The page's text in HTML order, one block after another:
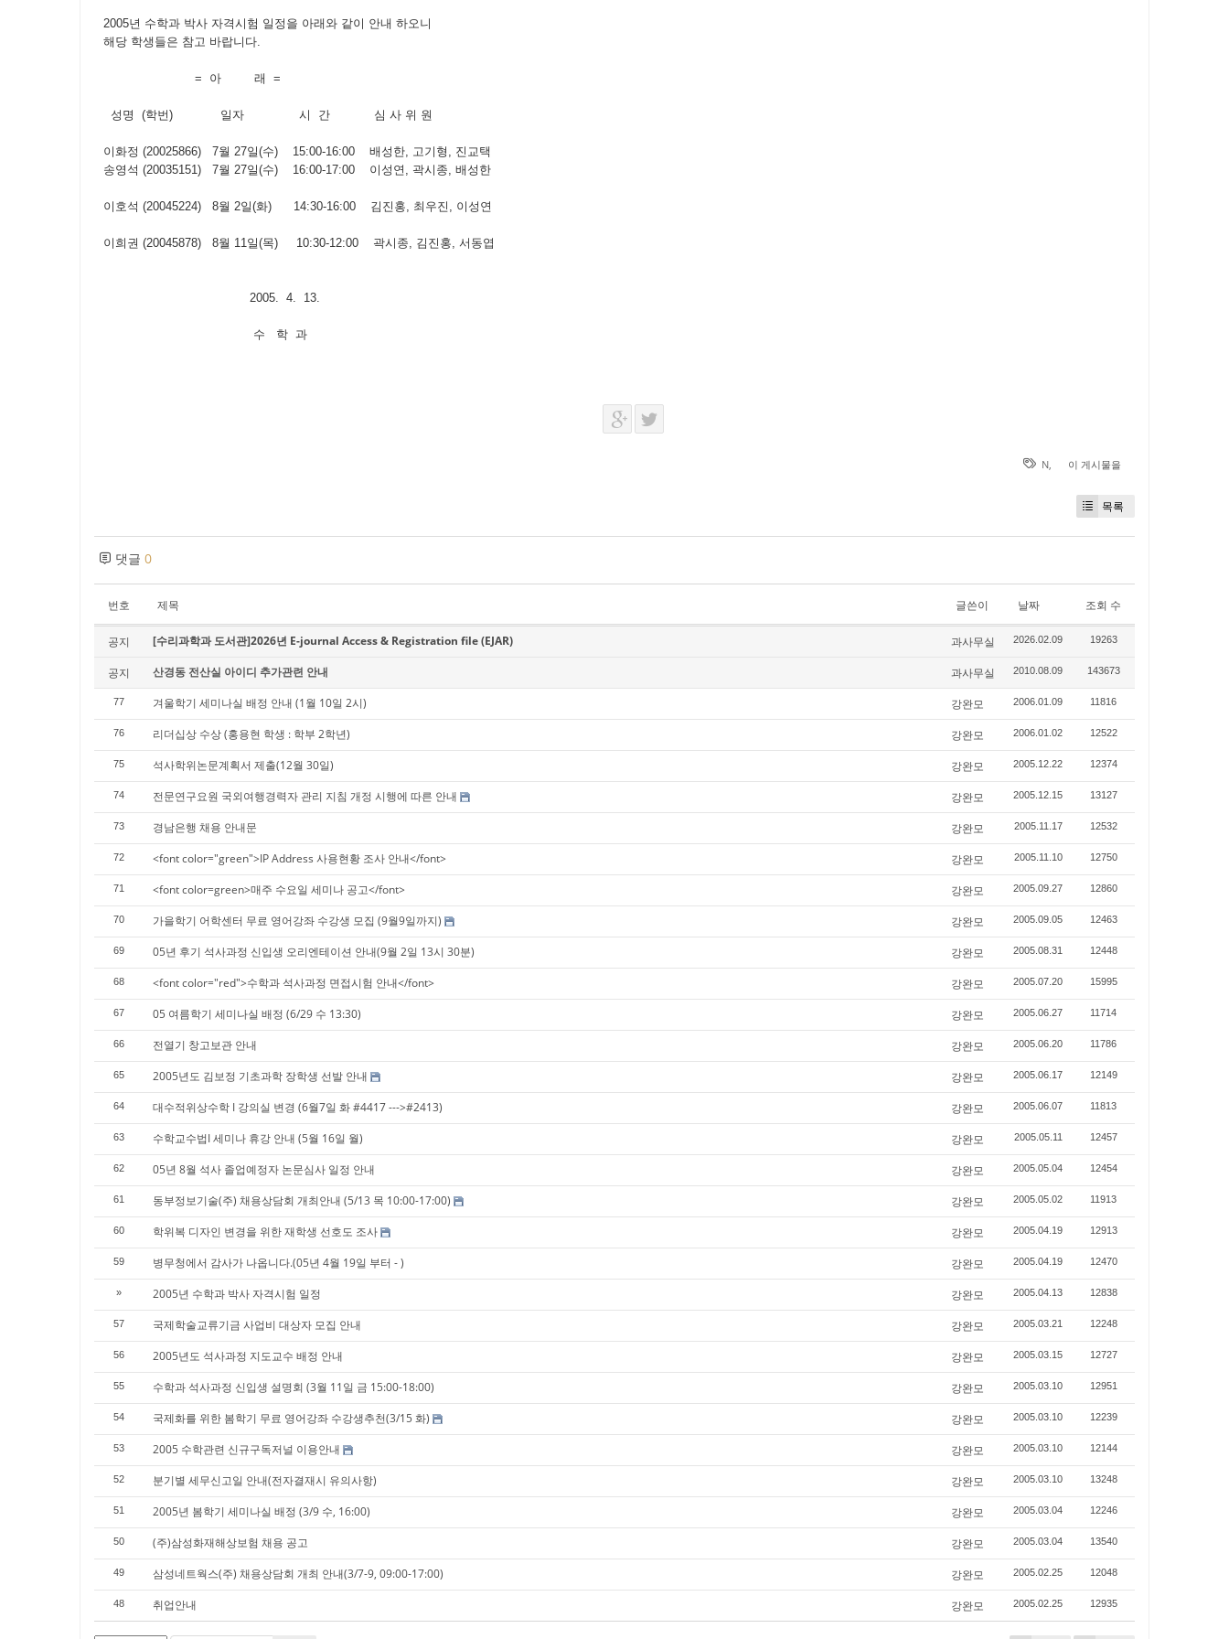
2005년 수학과 박사 자격시험 일정을 아래와 같이 안내 하오니
해당 학생들은 참고 바랍니다.
= 아 래 =
성명 (학번) 일자 시 간 심 사 위 원
이화정 (20025866) 7월 27일(수) 15:00-16:00 배성한, 고기형, 진교택
송영석 (20035151) 7월 27일(수) 16:00-17:00 이성연, 곽시종, 배성한
이호석 (20045224) 8월 2일(화) 14:30-16:00 김진홍, 최우진, 이성연
이희권 (20045878) 8월 11일(목) 10:30-12:00 곽시종, 김진홍, 서동엽
2005. 4. 13.
수 학 과
N, 이 게시물을
목록
댓글 0
번호 제목 글쓴이 날짜 조회 수
공지 [수리과학과 도서관]2026년 E-journal Access & Registration file (EJAR) 과사무실 2026.02.09 19263
공지 산경동 전산실 아이디 추가관련 안내 과사무실 2010.08.09 143673
77 겨울학기 세미나실 배정 안내 (1월 10일 2시) 강완모 2006.01.09 11816
76 리더십상 수상 (홍용현 학생 : 학부 2학년) 강완모 2006.01.02 12522
75 석사학위논문계획서 제출(12월 30일) 강완모 2005.12.22 12374
74 전문연구요원 국외여행경력자 관리 지침 개정 시행에 따른 안내 강완모 2005.12.15 13127
73 경남은행 채용 안내문 강완모 2005.11.17 12532
72 <font color="green">IP Address 사용현황 조사 안내</font> 강완모 2005.11.10 12750
71 <font color=green>매주 수요일 세미나 공고</font> 강완모 2005.09.27 12860
70 가을학기 어학센터 무료 영어강좌 수강생 모집 (9월9일까지) 강완모 2005.09.05 12463
69 05년 후기 석사과정 신입생 오리엔테이션 안내(9월 2일 13시 30분) 강완모 2005.08.31 12448
68 <font color="red">수학과 석사과정 면접시험 안내</font> 강완모 2005.07.20 15995
67 05 여름학기 세미나실 배정 (6/29 수 13:30) 강완모 2005.06.27 11714
66 전열기 창고보관 안내 강완모 2005.06.20 11786
65 2005년도 김보정 기초과학 장학생 선발 안내 강완모 2005.06.17 12149
64 대수적위상수학 I 강의실 변경 (6월7일 화 #4417 --->#2413) 강완모 2005.06.07 11813
63 수학교수법I 세미나 휴강 안내 (5월 16일 월) 강완모 2005.05.11 12457
62 05년 8월 석사 졸업예정자 논문심사 일정 안내 강완모 2005.05.04 12454
61 동부정보기술(주) 채용상담회 개최안내 (5/13 목 10:00-17:00) 강완모 2005.05.02 11913
60 학위복 디자인 변경을 위한 재학생 선호도 조사 강완모 2005.04.19 12913
59 병무청에서 감사가 나옵니다.(05년 4월 19일 부터 - ) 강완모 2005.04.19 12470
» 2005년 수학과 박사 자격시험 일정 강완모 2005.04.13 12838
57 국제학술교류기금 사업비 대상자 모집 안내 강완모 2005.03.21 12248
56 2005년도 석사과정 지도교수 배정 안내 강완모 2005.03.15 12727
55 수학과 석사과정 신입생 설명회 (3월 11일 금 15:00-18:00) 강완모 2005.03.10 12951
54 국제화를 위한 봄학기 무료 영어강좌 수강생추천(3/15 화) 강완모 2005.03.10 12239
53 2005 수학관련 신규구독저널 이용안내 강완모 2005.03.10 12144
52 분기별 세무신고일 안내(전자결재시 유의사항) 강완모 2005.03.10 13248
51 2005년 봄학기 세미나실 배정 (3/9 수, 16:00) 강완모 2005.03.04 12246
50 (주)삼성화재해상보험 채용 공고 강완모 2005.03.04 13540
49 삼성네트웍스(주) 채용상담회 개최 안내(3/7-9, 09:00-17:00) 강완모 2005.02.25 12048
48 취업안내 강완모 2005.02.25 12935